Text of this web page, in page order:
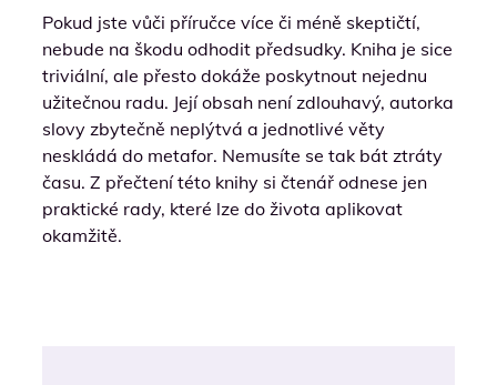
Pokud jste vůči příručce více či méně skeptičtí,
nebude na škodu odhodit předsudky. Kniha je sice
triviální, ale přesto dokáže poskytnout nejednu
užitečnou radu. Její obsah není zdlouhavý, autorka
slovy zbytečně neplýtvá a jednotlivé věty
neskládá do metafor. Nemusíte se tak bát ztráty
času. Z přečtení této knihy si čtenář odnese jen
praktické rady, které lze do života aplikovat
okamžitě.